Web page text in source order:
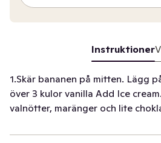
Instruktioner
1.Skär bananen på mitten. Lägg
över 3 kulor vanilla Add Ice
valnötter, maränger och lite